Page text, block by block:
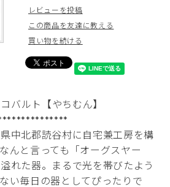
レビューを投稿
この商品を友達に教える
買い物を続ける
バルト【やちむん】
中北郡読谷村に自宅兼工房を構
んと言っても「オーグスヤー
れた器。まるで光を帯びたよう
い毎日の器としてぴったりで